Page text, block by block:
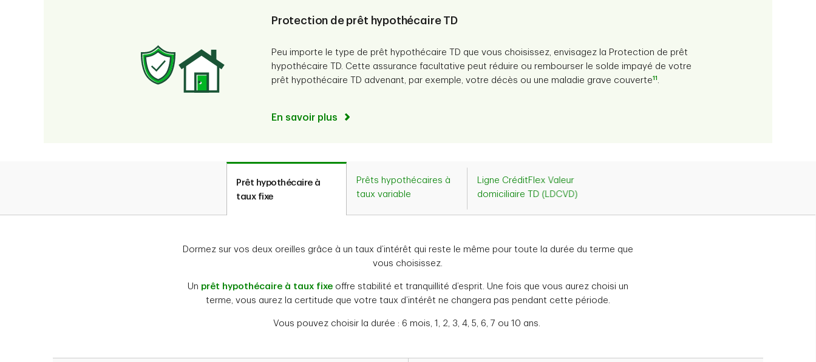
Protection de prêt hypothécaire TD
Peu importe le type de prêt hypothécaire TD que vous choisissez, envisagez la Protection de prêt
hypothécaire TD. Cette assurance facultative peut réduire ou rembourser le solde impayé de votre
prêt hypothécaire TD advenant, par exemple, votre décès ou une maladie grave couverte11 .
En savoir plus
Prêt hypothécaire à
taux fixe
Prêts hypothécaires à
taux variable
Ligne CréditFlex Valeur
domiciliaire TD (LDCVD)
Dormez sur vos deux oreilles grâce à un taux d’intérêt qui reste le même pour toute la durée du terme que
vous choisissez.
Un prêt hypothécaire à taux fixeoffre stabilité et tranquillité d’esprit. Une fois que vous aurez choisi un
terme, vous aurez la certitude que votre taux d’intérêt ne changera pas pendant cette période.
Vous pouvez choisir la durée : 6 mois, 1, 2, 3, 4, 5, 6, 7 ou 10 ans.